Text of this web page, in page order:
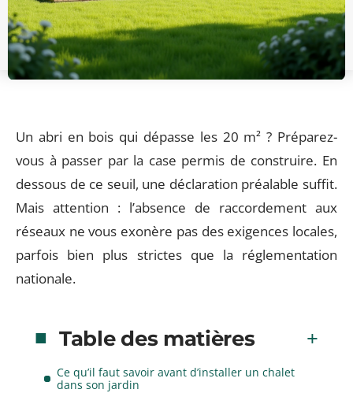
Un abri en bois qui dépasse les 20 m² ? Préparez-
vous à passer par la case permis de construire. En
dessous de ce seuil, une déclaration préalable suffit.
Mais attention : l’absence de raccordement aux
réseaux ne vous exonère pas des exigences locales,
parfois bien plus strictes que la réglementation
nationale.
Table des matières
Ce qu’il faut savoir avant d’installer un chalet
dans son jardin